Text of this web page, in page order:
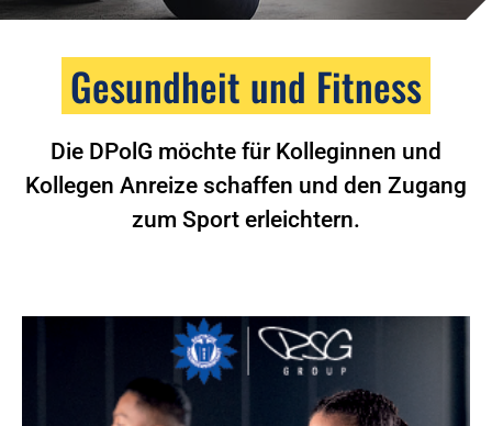
Gesundheit und Fitness
Die DPolG möchte für Kolleginnen und
Kollegen Anreize schaffen und den Zugang
zum Sport erleichtern.